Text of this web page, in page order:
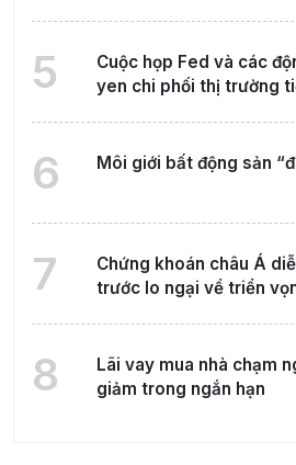
5
Cuộc họp Fed và các
yen chi phối thị trường
6 Môi giới bất động sản
7
Chứng khoán châu Á
trước lo ngại về triển
8
Lãi vay mua nhà chạm
giảm trong ngắn hạn